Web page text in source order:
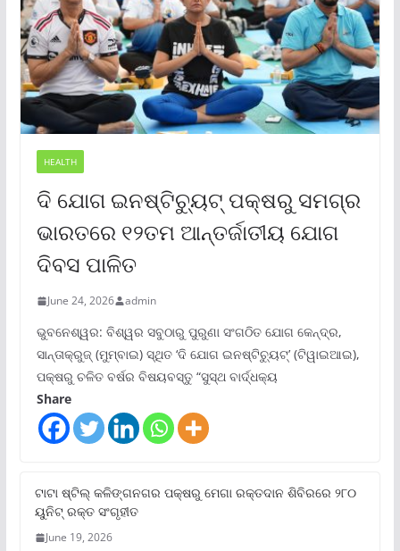
HEALTH
ଦି ଯୋଗ ଇନଷ୍ଟିଚ୍ୟୁଟ୍ ପକ୍ଷରୁ ସମଗ୍ର
ଭାରତରେ ୧୨ତମ ଆନ୍ତର୍ଜାତୀୟ ଯୋଗ
ଦିବସ ପାଳିତ
June 24, 2026 admin
ଭୁବନେଶ୍ୱର: ବିଶ୍ୱର ସବୁଠାରୁ ପୁରୁଣା ସଂଗଠିତ ଯୋଗ କେନ୍ଦ୍ର,
ସାନ୍ତାକ୍ରୁଜ୍ (ମୁମ୍ବାଇ) ସ୍ଥିତ ‘ଦି ଯୋଗ ଇନଷ୍ଟିଚ୍ୟୁଟ୍‌’ (ଟିୱାଇଆଇ),
ପକ୍ଷରୁ ଚଳିତ ବର୍ଷର ବିଷୟବସ୍ତୁ “ସୁସ୍ଥ ବାର୍ଦ୍ଧକ୍ୟ
Share
ଟାଟା ଷ୍ଟିଲ୍‌ କଳିଙ୍ଗନଗର ପକ୍ଷରୁ ମେଗା ରକ୍ତଦାନ ଶିବିରରେ ୨୮୦
ୟୁନିଟ୍‌ ରକ୍ତ ସଂଗୃହୀତ
June 19, 2026